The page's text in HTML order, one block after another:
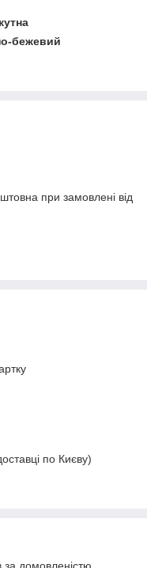
бежевий
при замовлені від
по Києву)